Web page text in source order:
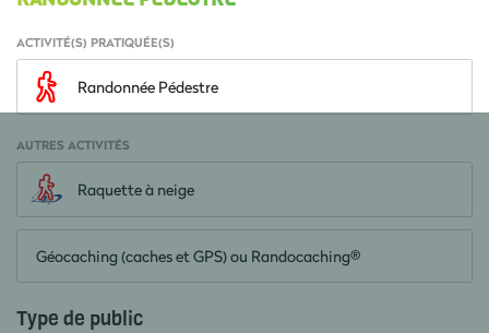
ACTIVITÉ(S) PRATIQUÉE(S)
Randonnée Pédestre
AUTRES ACTIVITÉS
Raquette à neige
Géocaching (caches et GPS) ou Randocaching®
Type de public